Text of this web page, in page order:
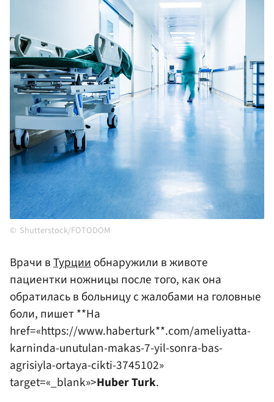
Shutterstock/FOTODOM
Врачи вТурцииобнаружили в животе
пациентки ножницы после того, как она
обратилась в больницу с жалобами на головные
боли, пишет **Ha
href=«https://www.haberturk**.com/ameliyatta-
karninda-unutulan-makas-7-yil-sonra-bas-
agrisiyla-ortaya-cikti-3745102»
target=«_blank»>Huber Turk.